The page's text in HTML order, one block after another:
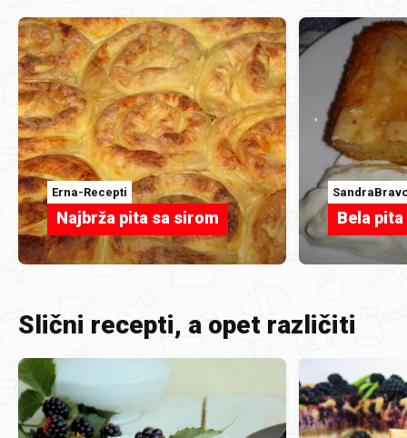
Erna-Recepti
Najbrža pita sa sirom Bela
Slični recepti, a opet različiti